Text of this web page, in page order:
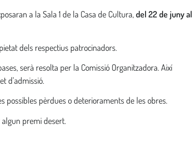
a la Sala 1 de la Casa de Cultura, del 22 de juny al
dels respectius patrocinadors.
serà resolta per la Comissió Organitzadora. Així
d’admissió.
possibles pèrdues o deterioraments de les obres.
premi desert.